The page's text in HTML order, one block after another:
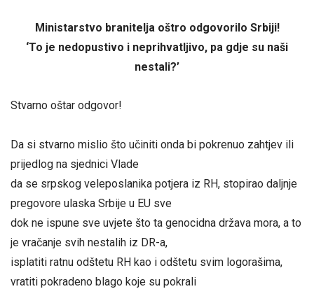
Ministarstvo branitelja oštro odgovorilo Srbiji!
‘To je nedopustivo i neprihvatljivo, pa gdje su naši
nestali?’
Stvarno oštar odgovor!
Da si stvarno mislio što učiniti onda bi pokrenuo zahtjev ili
prijedlog na sjednici Vlade
da se srpskog veleposlanika potjera iz RH, stopirao daljnje
pregovore ulaska Srbije u EU sve
dok ne ispune sve uvjete što ta genocidna država mora, a to
je vračanje svih nestalih iz DR-a,
isplatiti ratnu odštetu RH kao i odštetu svim logorašima,
vratiti pokradeno blago koje su pokrali